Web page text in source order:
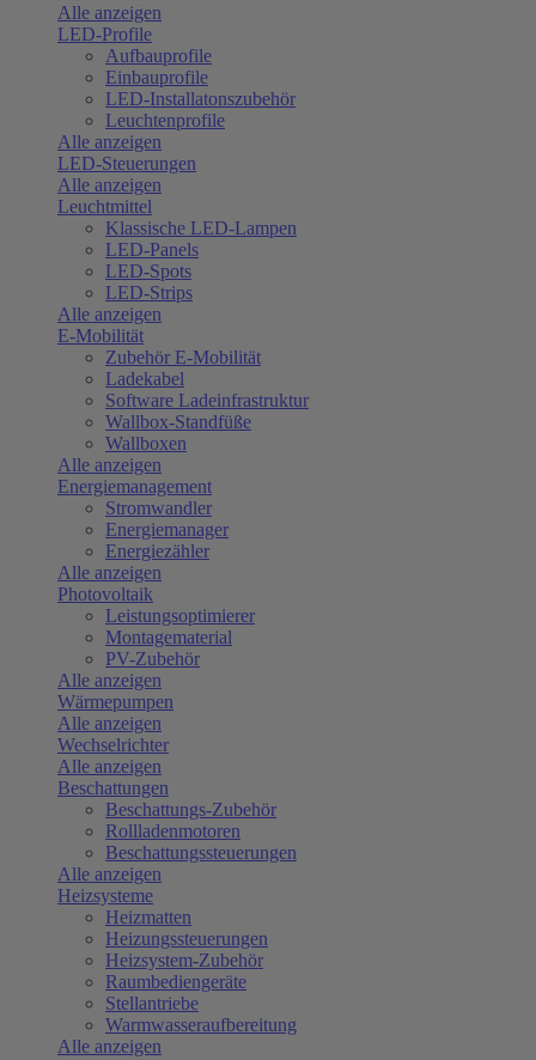
Alle anzeigen
LED-Profile
Aufbauprofile
Einbauprofile
LED-Installatonszubehör
Leuchtenprofile
Alle anzeigen
LED-Steuerungen
Alle anzeigen
Leuchtmittel
Klassische LED-Lampen
LED-Panels
LED-Spots
LED-Strips
Alle anzeigen
E-Mobilität
Zubehör E-Mobilität
Ladekabel
Software Ladeinfrastruktur
Wallbox-Standfüße
Wallboxen
Alle anzeigen
Energiemanagement
Stromwandler
Energiemanager
Energiezähler
Alle anzeigen
Photovoltaik
Leistungsoptimierer
Montagematerial
PV-Zubehör
Alle anzeigen
Wärmepumpen
Alle anzeigen
Wechselrichter
Alle anzeigen
Beschattungen
Beschattungs-Zubehör
Rollladenmotoren
Beschattungssteuerungen
Alle anzeigen
Heizsysteme
Heizmatten
Heizungssteuerungen
Heizsystem-Zubehör
Raumbediengeräte
Stellantriebe
Warmwasseraufbereitung
Alle anzeigen